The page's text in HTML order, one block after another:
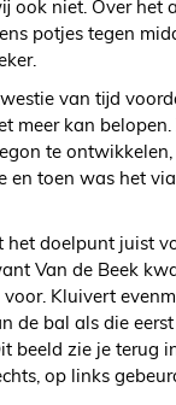
ook niet. Over het
potjes tegen
van tijd
meer kan
te
en toen was het
het doelpunt juist
Van de Beek
Kluivert
de bal als die
beeld zie je terug
op links